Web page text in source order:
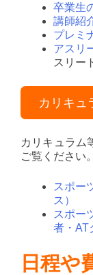
卒業生
講師紹
プレミ
アスリ
スリー
カリキ
カリキュラム
ご覧ください。
スポー
ス）
スポー
者・AT
日程や